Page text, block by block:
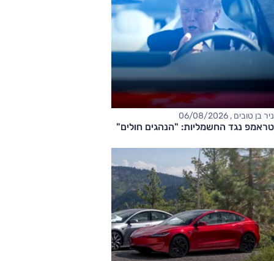
ניר בן טובים , 06/08/2026
טראמפ נגד החשמליות: "הנהגים חולים"